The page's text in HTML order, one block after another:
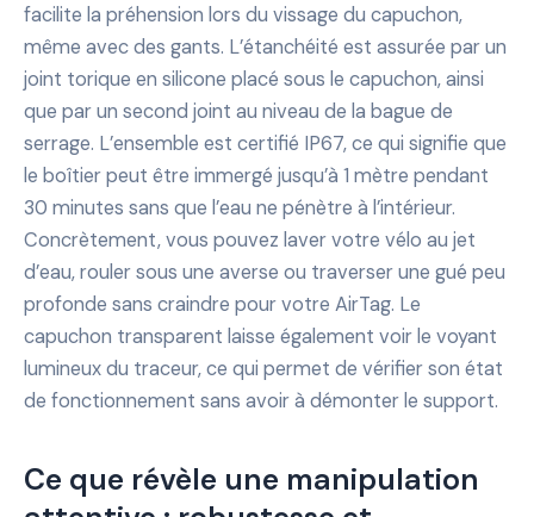
facilite la préhension lors du vissage du capuchon,
même avec des gants. L’étanchéité est assurée par un
joint torique en silicone placé sous le capuchon, ainsi
que par un second joint au niveau de la bague de
serrage. L’ensemble est certifié IP67, ce qui signifie que
le boîtier peut être immergé jusqu’à 1 mètre pendant
30 minutes sans que l’eau ne pénètre à l’intérieur.
Concrètement, vous pouvez laver votre vélo au jet
d’eau, rouler sous une averse ou traverser une gué peu
profonde sans craindre pour votre AirTag. Le
capuchon transparent laisse également voir le voyant
lumineux du traceur, ce qui permet de vérifier son état
de fonctionnement sans avoir à démonter le support.
Ce que révèle une manipulation